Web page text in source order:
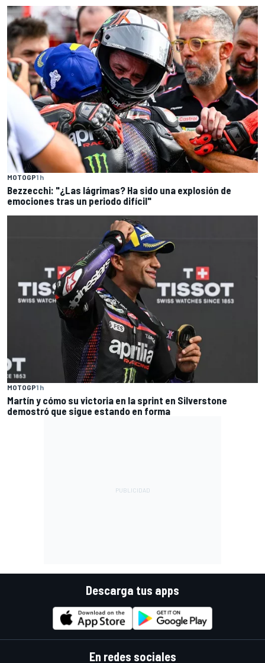
MOTOGP1 h
Bezzecchi: "¿Las lágrimas? Ha sido una explosión de
emociones tras un periodo difícil"
MOTOGP1 h
Martín y cómo su victoria en la sprint en Silverstone
demostró que sigue estando en forma
Descarga tus apps
En redes sociales